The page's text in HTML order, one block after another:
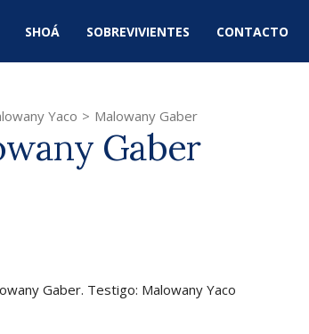
SHOÁ SOBREVIVIENTES CONTACTO
Yaco > Malowany Gaber
Gaber
Gaber. Testigo: Malowany Yaco